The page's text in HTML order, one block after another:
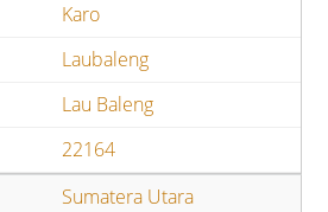
Karo
Laubaleng
Lau Baleng
22164
Sumatera Utara